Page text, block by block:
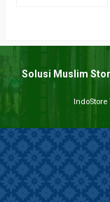
Solusi Muslim